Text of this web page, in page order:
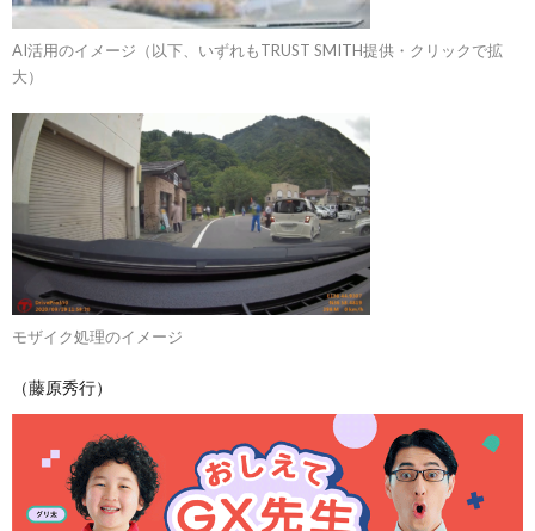
AI活用のイメージ（以下、いずれもTRUST SMITH提供・クリックで拡
大）
モザイク処理のイメージ
（藤原秀行）